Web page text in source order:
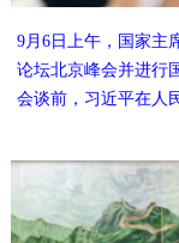
9月6日上午，国家主
论坛北京峰会并进行
会谈前，习近平在人